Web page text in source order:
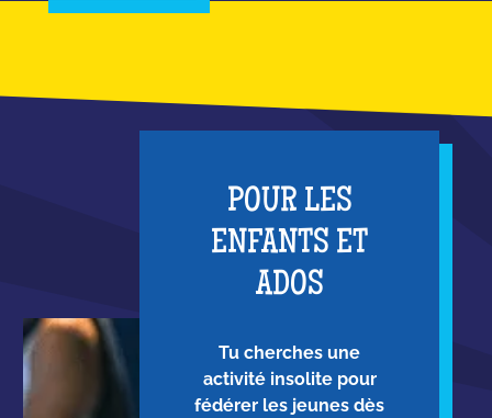
POUR LES
ENFANTS ET
ADOS
Tu cherches une
activité insolite pour
fédérer les jeunes dès